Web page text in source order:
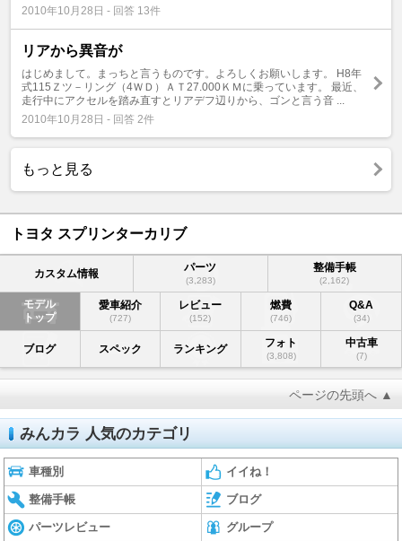
2010年10月28日 - 回答 13件
リアから異音が
はじめまして。まっちと言うものです。よろしくお願いします。 H8年
式115Ｚツ－リング（4ＷＤ）ＡＴ27.000ＫＭに乗っています。 最近、
走行中にアクセルを踏み直すとリアデフ辺りから、ゴンと言う音 ...
2010年10月28日 - 回答 2件
もっと見る
トヨタ スプリンターカリブ
カスタム情報 パーツ
(3,283)
整備手帳
(2,162)
モデル
トップ
愛車紹介
(727)
レビュー
(152)
燃費
(746)
Q&A
(34)
ブログ スペック ランキング フォト
(3,808)
中古車
(7)
ページの先頭へ ▲
みんカラ 人気のカテゴリ
車種別 イイね！
整備手帳 ブログ
パーツレビュー グループ